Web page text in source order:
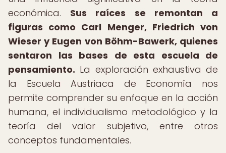
económica. Sus raíces se remontan a
figuras como Carl Menger, Friedrich von
Wieser y Eugen von Böhm-Bawerk, quienes
sentaron las bases de esta escuela de
pensamiento. La exploración exhaustiva de
la Escuela Austriaca de Economía nos
permite comprender su enfoque en la acción
humana, el individualismo metodológico y la
teoría del valor subjetivo, entre otros
conceptos fundamentales.